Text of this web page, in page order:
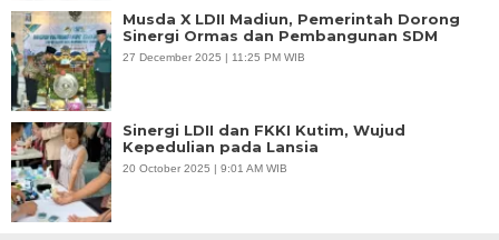
Musda X LDII Madiun, Pemerintah Dorong
Sinergi Ormas dan Pembangunan SDM
27 December 2025 | 11:25 PM WIB
Sinergi LDII dan FKKI Kutim, Wujud
Kepedulian pada Lansia
20 October 2025 | 9:01 AM WIB